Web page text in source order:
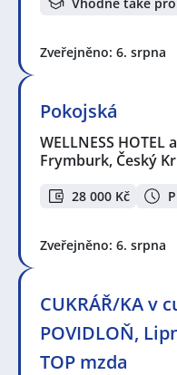
Zveřejněno: 6. srpna
Pokojská
WELLNESS HOTEL
Frymburk, Český
28 000 Kč
Zveřejněno: 6. srpna
CUKRÁŘ/KA v
POVIDLOŇ,
TOP mzda